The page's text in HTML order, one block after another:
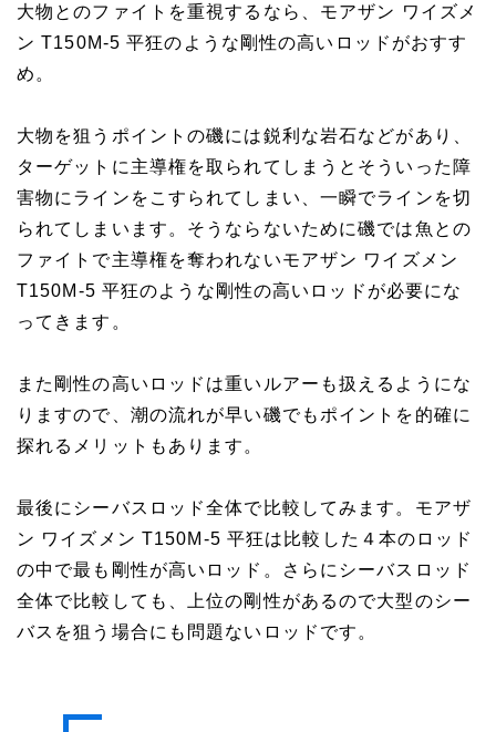
大物とのファイトを重視するなら、モアザン ワイズメ
ン T150M-5 平狂のような剛性の高いロッドがおすす
め。
大物を狙うポイントの磯には鋭利な岩石などがあり、
ターゲットに主導権を取られてしまうとそういった障
害物にラインをこすられてしまい、一瞬でラインを切
られてしまいます。そうならないために磯では魚との
ファイトで主導権を奪われないモアザン ワイズメン
T150M-5 平狂のような剛性の高いロッドが必要にな
ってきます。
また剛性の高いロッドは重いルアーも扱えるようにな
りますので、潮の流れが早い磯でもポイントを的確に
探れるメリットもあります。
最後にシーバスロッド全体で比較してみます。モアザ
ン ワイズメン T150M-5 平狂は比較した４本のロッド
の中で最も剛性が高いロッド。さらにシーバスロッド
全体で比較しても、上位の剛性があるので大型のシー
バスを狙う場合にも問題ないロッドです。